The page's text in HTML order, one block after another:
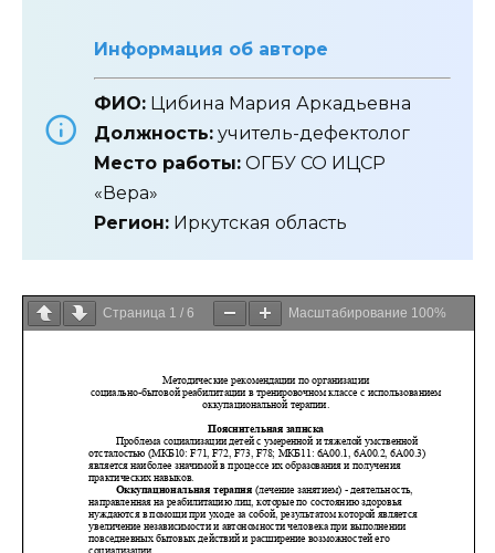
Информация об авторе
ФИО: Цибина Мария Аркадьевна
Должность: учитель-дефектолог
Место работы: ОГБУ СО ИЦСР
«Вера»
Регион: Иркутская область
Страница 1 / 6 Масштабирование 100%